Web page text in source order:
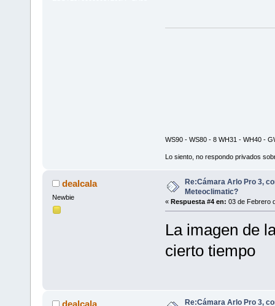
WS90 - WS80 - 8 WH31 - WH40 -
Lo siento, no respondo privados
dealcala
Newbie
Re:Cámara Arlo Pro 3,
Meteoclimatic?
« Respuesta #4 en: 03 de Febrero
La imagen de
cierto tiempo
Re:Cámara Arlo Pro 3,